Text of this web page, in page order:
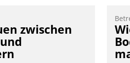
zwischen